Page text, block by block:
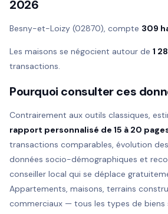
2026
Besny-et-Loizy (02870), compte 309
Les maisons se négocient autour de 1
transactions.
Pourquoi consulter ces
Contrairement aux outils classiques,
rapport personnalisé de 15 à 20
transactions comparables, évolution
données socio-démographiques et
conseiller local qui se déplace
Appartements, maisons, terrains
commerciaux — tous les types de biens